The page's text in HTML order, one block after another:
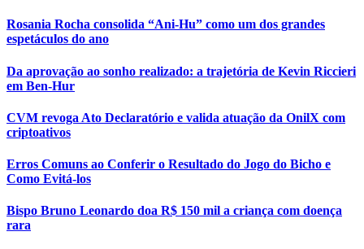
Rosania Rocha consolida “Ani-Hu” como um dos grandes
espetáculos do ano
Da aprovação ao sonho realizado: a trajetória de Kevin Riccieri
em Ben-Hur
CVM revoga Ato Declaratório e valida atuação da OnilX com
criptoativos
Erros Comuns ao Conferir o Resultado do Jogo do Bicho e
Como Evitá-los
Bispo Bruno Leonardo doa R$ 150 mil a criança com doença
rara